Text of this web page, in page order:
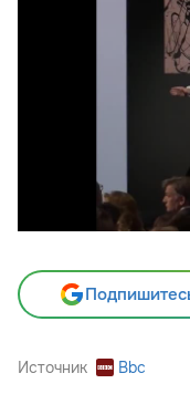
Источник Bbc